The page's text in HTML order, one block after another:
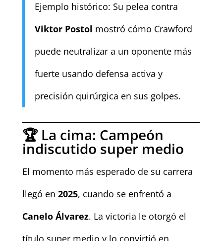
Ejemplo histórico: Su pelea contra
Viktor Postol mostró cómo Crawford
puede neutralizar a un oponente más
fuerte usando defensa activa y
precisión quirúrgica en sus golpes.
🏆 La cima: Campeón
indiscutido super medio
El momento más esperado de su carrera
llegó en 2025, cuando se enfrentó a
Canelo Álvarez. La victoria le otorgó el